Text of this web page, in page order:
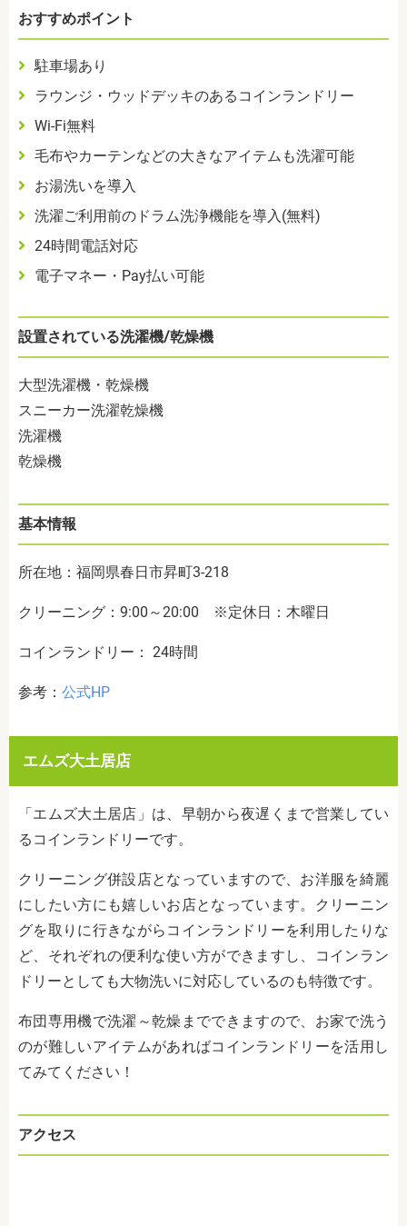
おすすめポイント
駐車場あり
ラウンジ・ウッドデッキのあるコインランドリー
Wi-Fi無料
毛布やカーテンなどの大きなアイテムも洗濯可能
お湯洗いを導入
洗濯ご利用前のドラム洗浄機能を導入(無料)
24時間電話対応
電子マネー・Pay払い可能
設置されている洗濯機/乾燥機
大型洗濯機・乾燥機
スニーカー洗濯乾燥機
洗濯機
乾燥機
基本情報
所在地：福岡県春日市昇町3-218
クリーニング：9:00～20:00 ※定休日：木曜日
コインランドリー： 24時間
参考： 公式HP
エムズ大土居店
「エムズ大土居店」は、早朝から夜遅くまで営業してい
るコインランドリーです。
クリーニング併設店となっていますので、お洋服を綺麗
にしたい方にも嬉しいお店となっています。クリーニン
グを取りに行きながらコインランドリーを利用したりな
ど、それぞれの便利な使い方ができますし、コインラン
ドリーとしても大物洗いに対応しているのも特徴です。
布団専用機で洗濯～乾燥までできますので、お家で洗う
のが難しいアイテムがあればコインランドリーを活用し
てみてください！
アクセス